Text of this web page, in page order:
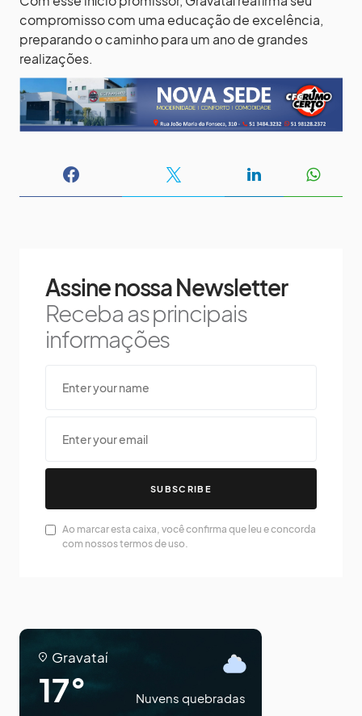
compromisso com uma educação de excelência,
preparando o caminho para um ano de grandes
realizações.
Assine nossa Newsletter
Receba as principais
informações
SUBSCRIBE
Ao marcar esta caixa, você confirma que leu e concorda
com nossos termos de uso.
Gravataí
17° Nuvens quebradas